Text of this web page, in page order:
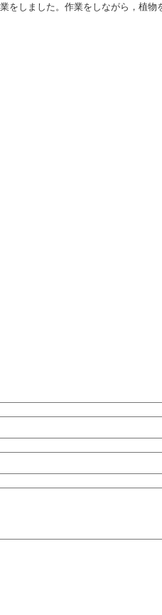
しました。作業をしながら，植物